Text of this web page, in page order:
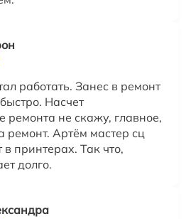
работать. Занес в ремонт
Насчет
ремонта не скажу, главное,
ремонт. Артём мастер сц
принтерах. Так что,
долго.